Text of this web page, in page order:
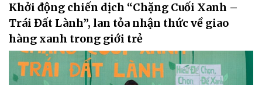
Khởi động chiến dịch “Chặng Cuối Xanh –
Trái Đất Lành”, lan tỏa nhận thức về giao
hàng xanh trong giới trẻ